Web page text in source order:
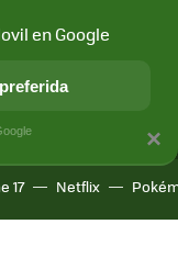
APLICACIONES
17 Netflix
×
en Google